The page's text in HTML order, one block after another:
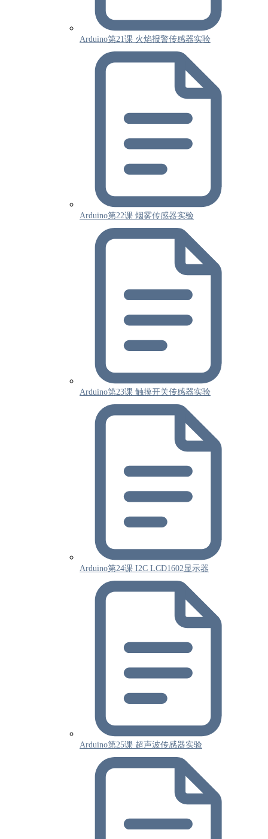
Arduino第21课 火焰报警传感器实验
Arduino第22课 烟雾传感器实验
Arduino第23课 触摸开关传感器实验
Arduino第24课 I2C LCD1602显示器
Arduino第25课 超声波传感器实验